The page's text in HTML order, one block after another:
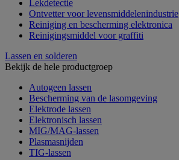
Lekdetectie
Ontvetter voor levensmiddelenindustrie
Reiniging en bescherming elektronica
Reinigingsmiddel voor graffiti
Lassen en solderen
Bekijk de hele productgroep
Autogeen lassen
Bescherming van de lasomgeving
Elektrode lassen
Elektronisch lassen
MIG/MAG-lassen
Plasmasnijden
TIG-lassen